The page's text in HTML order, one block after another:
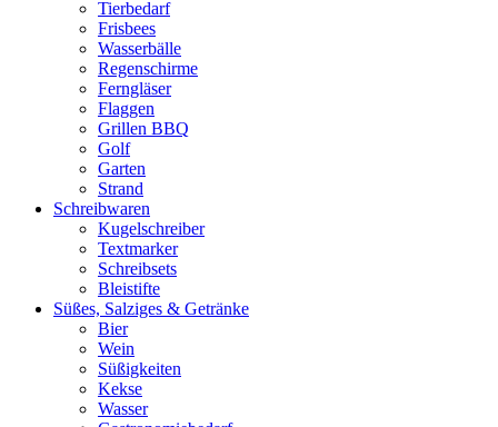
Tierbedarf
Frisbees
Wasserbälle
Regenschirme
Ferngläser
Flaggen
Grillen BBQ
Golf
Garten
Strand
Schreibwaren
Kugelschreiber
Textmarker
Schreibsets
Bleistifte
Süßes, Salziges & Getränke
Bier
Wein
Süßigkeiten
Kekse
Wasser